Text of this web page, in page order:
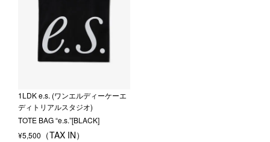
1LDK e.s. (ワンエルディーケーエ
ディトリアルスタジオ)
TOTE BAG “e.s.”[BLACK]
¥5,500